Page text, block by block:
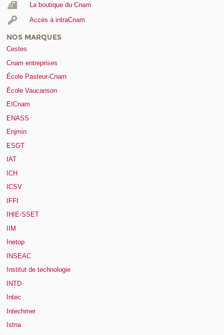
La boutique du Cnam
Accès à intraCnam
NOS MARQUES
Cestes
Cnam entreprises
École Pasteur-Cnam
École Vaucanson
EICnam
ENASS
Enjmin
ESGT
IAT
ICH
ICSV
IFFI
IHIE-SSET
IIM
Inetop
INSEAC
Institut de technologie
INTD
Intec
Intechmer
Istna